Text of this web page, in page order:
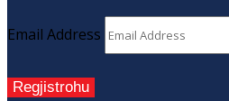
Email Address
Regjistrohu